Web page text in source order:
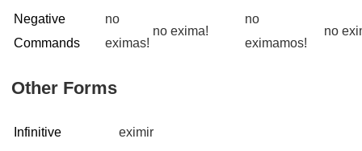
Negative
Commands
no
eximas!
no exima!
no
eximamos!
no
Other Forms
Infinitive
eximir